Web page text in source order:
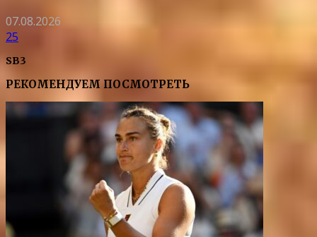
07.08.2026
25
SB3
РЕКОМЕНДУЕМ ПОСМОТРЕТЬ